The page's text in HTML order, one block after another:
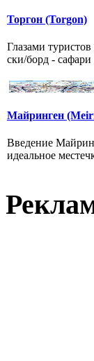
Торгон (Torgon)
Глазами
ски/борд - сафари
Майринген
Введение
идеальное